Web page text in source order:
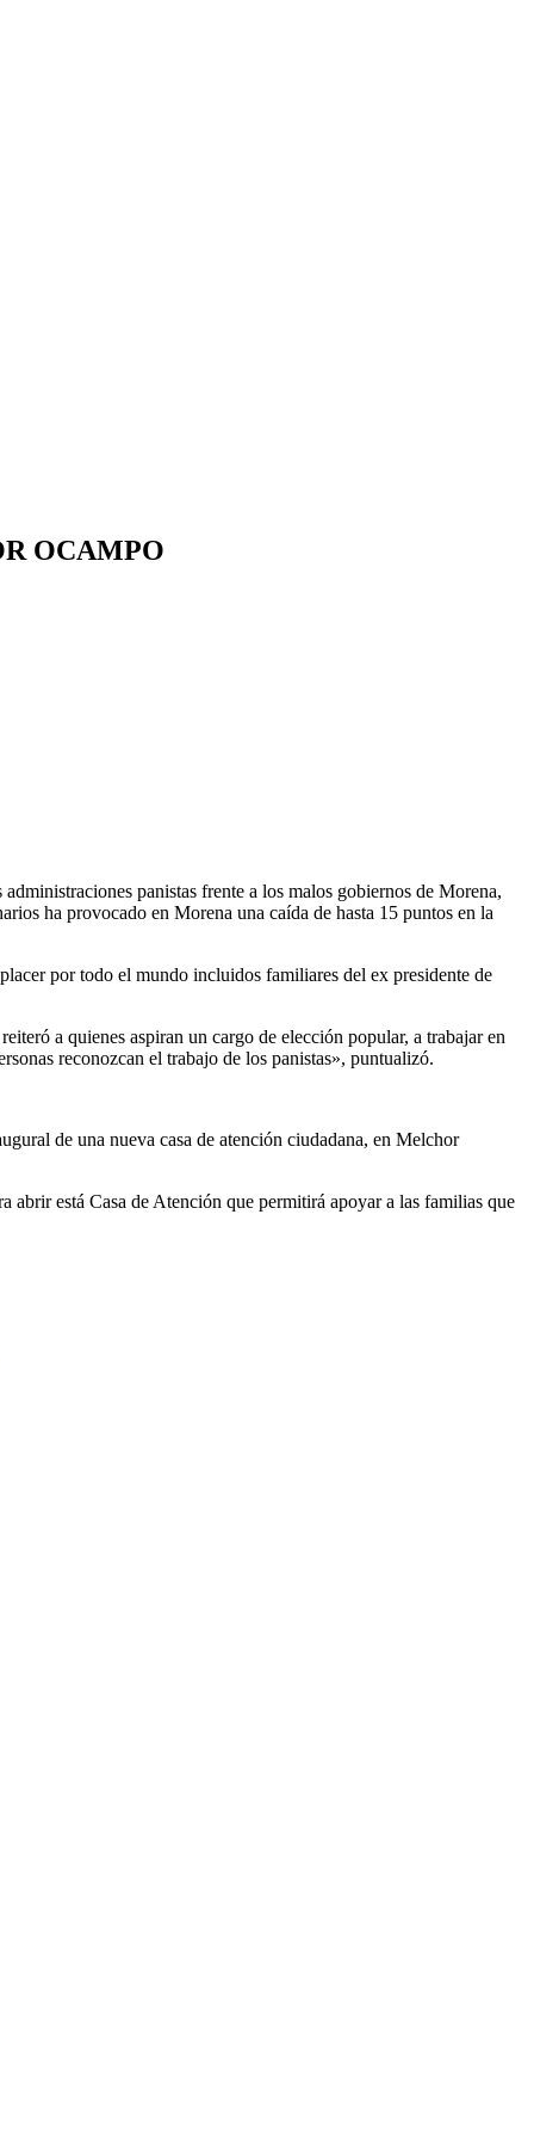
OCAMPO
panistas frente a los malos gobiernos de Morena,
ha provocado en Morena una caída de hasta 15 puntos en la
por todo el mundo incluidos familiares del ex presidente de
a quienes aspiran un cargo de elección popular, a trabajar en
reconozcan el trabajo de los panistas», puntualizó.
de una nueva casa de atención ciudadana, en Melchor
está Casa de Atención que permitirá apoyar a las familias que